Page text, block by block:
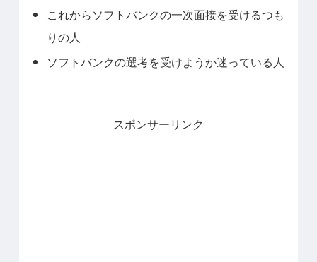
これからソフトバンクの一次面接を受けるつも
りの人
ソフトバンクの選考を受けようか迷っている人
スポンサーリンク